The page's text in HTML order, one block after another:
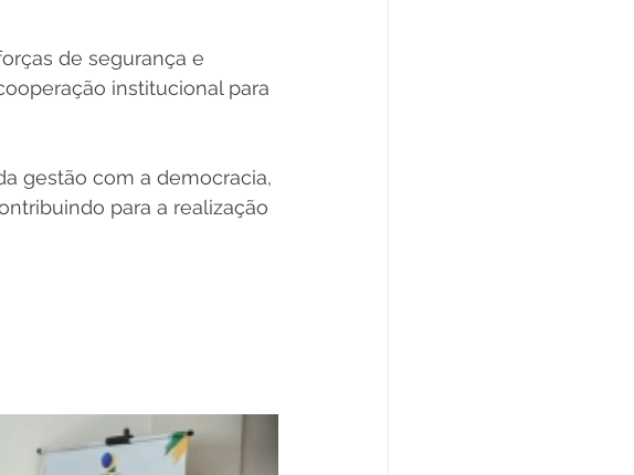
de segurança e
institucional para
gestão com a democracia,
para a realização